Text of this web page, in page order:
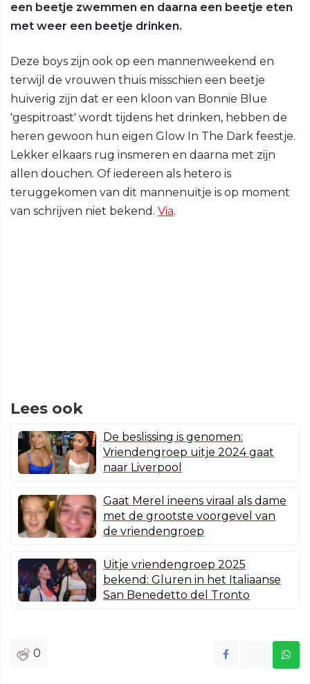
een beetje zwemmen en daarna een beetje eten
met weer een beetje drinken.
Deze boys zijn ook op een mannenweekend en
terwijl de vrouwen thuis misschien een beetje
huiverig zijn dat er een kloon van Bonnie Blue
'gespitroast' wordt tijdens het drinken, hebben de
heren gewoon hun eigen Glow In The Dark feestje.
Lekker elkaars rug insmeren en daarna met zijn
allen douchen. Of iedereen als hetero is
teruggekomen van dit mannenuitje is op moment
van schrijven niet bekend. Via.
Lees ook
De beslissing is genomen:
Vriendengroep uitje 2024 gaat
naar Liverpool
Gaat Merel ineens viraal als dame
met de grootste voorgevel van
de vriendengroep
Uitje vriendengroep 2025
bekend: Gluren in het Italiaanse
San Benedetto del Tronto
0